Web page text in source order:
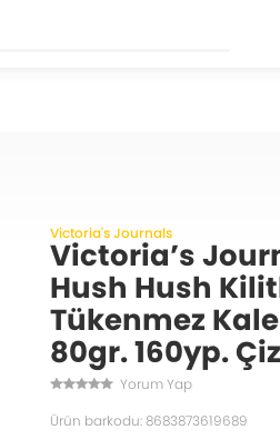
Victoria's Journals
Victoria’s
Hush Hush
Tükenmez
80gr. 160yp.
Yorum Yap
Ürün barkodu: 8683873619689